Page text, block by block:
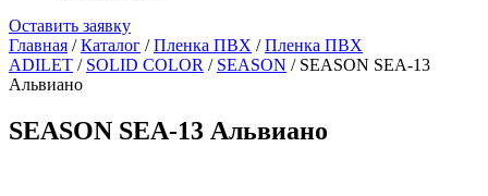
Оставить заявку
Главная /Каталог /Пленка ПВХ /Пленка ПВХ
ADILET / SOLID COLOR / SEASON / SEASON SEA-13
Альвиано
SEASON SEA-13 Альвиано